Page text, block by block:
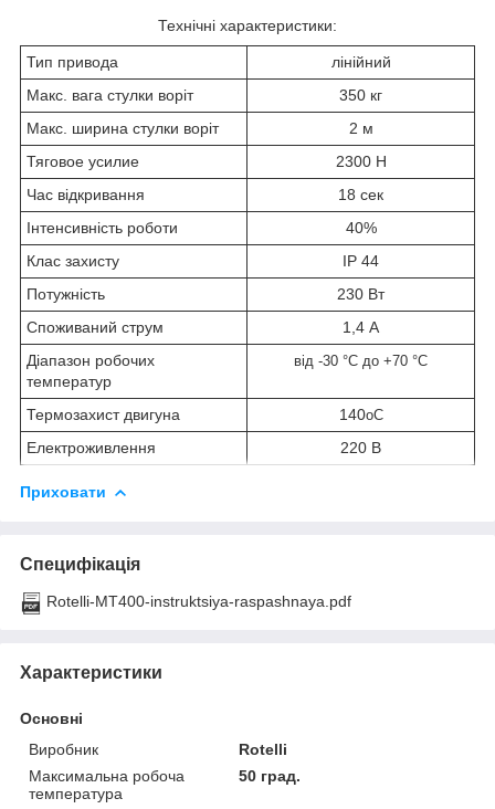
Технічні характеристики:
Тип привода
лінійний
Макс. вага стулки воріт
350 кг
Макс. ширина стулки воріт
2 м
Тяговое усилие
2300 Н
Час відкривання
18 сек
Інтенсивність роботи
40%
Клас захисту
IP 44
Потужність
230 Вт
Споживаний струм
1,4 А
Діапазон робочих
температур
від -30 °C до +70 °C
Термозахист двигуна 140oС
Електроживлення 220 В
Приховати
Специфікація
Rotelli-MT400-instruktsiya-raspashnaya.pdf
Характеристики
Основні
Виробник
Rotelli
Максимальна робоча
температура
50 град.